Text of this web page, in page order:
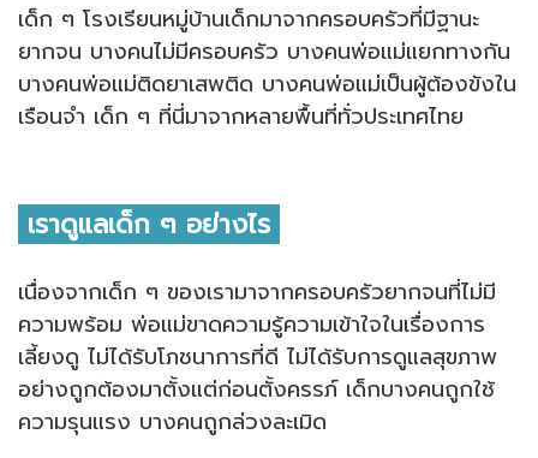
เด็ก ๆ โรงเรียนหมู่บ้านเด็กมาจากครอบครัวที่มีฐานะ
ยากจน บางคนไม่มีครอบครัว บางคนพ่อแม่แยกทางกัน
บางคนพ่อแม่ติดยาเสพติด บางคนพ่อแม่เป็นผู้ต้องขังใน
เรือนจำ เด็ก ๆ ที่นี่มาจากหลายพื้นที่ทั่วประเทศไทย
เราดูแลเด็ก ๆ อย่างไร
เนื่องจากเด็ก ๆ ของเรามาจากครอบครัวยากจนที่ไม่มี
ความพร้อม พ่อแม่ขาดความรู้ความเข้าใจในเรื่องการ
เลี้ยงดู ไม่ได้รับโภชนาการที่ดี ไม่ได้รับการดูแลสุขภาพ
อย่างถูกต้องมาตั้งแต่ก่อนตั้งครรภ์ เด็กบางคนถูกใช้
ความรุนแรง บางคนถูกล่วงละเมิด